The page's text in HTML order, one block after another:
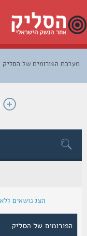
הפורומים של הסליק
הרשמה
הצג נושאים ללא
הפורומים של הסליק